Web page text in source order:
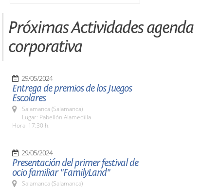
Próximas Actividades agenda
corporativa
29/05/2024
Entrega de premios de los Juegos
Escolares
Salamanca (Salamanca)
Lugar: Pabellón Alamedilla
Hora: 17:30 h.
29/05/2024
Presentación del primer festival de
ocio familiar "FamilyLand"
Salamanca (Salamanca)